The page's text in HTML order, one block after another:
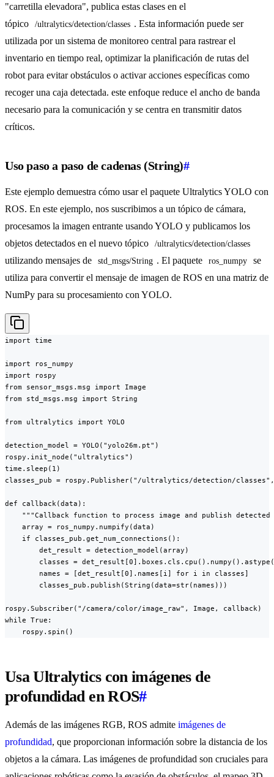
"carretilla elevadora", publica estas clases en el
tópico
/ultralytics/detection/classes . Esta información puede ser
utilizada por un sistema de monitoreo central para rastrear el
inventario en tiempo real, optimizar la planificación de rutas del
robot para evitar obstáculos o activar acciones específicas como
recoger una caja detectada. este enfoque reduce el ancho de banda
necesario para la comunicación y se centra en transmitir datos
críticos.
Uso paso a paso de cadenas (String)#
Este ejemplo demuestra cómo usar el paquete Ultralytics YOLO con
ROS. En este ejemplo, nos suscribimos a un tópico de cámara,
procesamos la imagen entrante usando YOLO y publicamos los
objetos detectados en el nuevo tópico
/ultralytics/detection/classes
utilizando mensajes de std_msgs/String . El paquete ros_numpy
se
utiliza para convertir el mensaje de imagen de ROS en una matriz de
NumPy para su procesamiento con YOLO.
import time
import ros_numpy
import rospy
from sensor_msgs.msg import Image
from std_msgs.msg import String
from ultralytics import YOLO
detection_model = YOLO("yolo26m.pt")
rospy.init_node("ultralytics")
time.sleep(1)
classes_pub = rospy.Publisher("/ultralytics/detection/
def callback(data):
"""Callback function to process image and publish detected
    array = ros_numpy.numpify(data)
    if classes_pub.get_num_connections():
        det_result = detection_model(array)
classes =
        names = [det_result[0].names[i] for i in classes]
        classes_pub.publish(String(data=str(names)))
rospy.Subscriber("/camera/color/image_raw", Image, callback)
while True:
    rospy.spin()
Usa Ultralytics con imágenes de
profundidad en ROS#
Además de las imágenes RGB, ROS admite imágenes de
profundidad, que proporcionan información sobre la distancia de los
objetos a la cámara. Las imágenes de profundidad son cruciales para